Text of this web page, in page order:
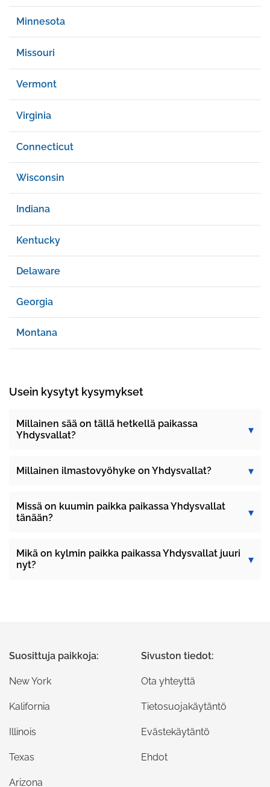
Minnesota
Missouri
Vermont
Virginia
Connecticut
Wisconsin
Indiana
Kentucky
Delaware
Georgia
Montana
Usein kysytyt kysymykset
Millainen sää on tällä hetkellä paikassa
Yhdysvallat?
Millainen ilmastovyöhyke on Yhdysvallat?
Missä on kuumin paikka paikassa Yhdysvallat
tänään?
Mikä on kylmin paikka paikassa Yhdysvallat juuri
nyt?
Suosittuja paikkoja:
New York
Kalifornia
Illinois
Texas
Arizona
Sivuston tiedot:
Ota yhteyttä
Tietosuojakäytäntö
Evästekäytäntö
Ehdot